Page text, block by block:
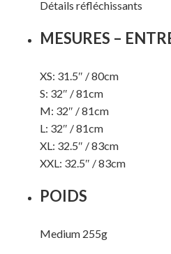
Détails réfléchissants
MESURES –
XS: 31.5″ / 80cm
S: 32″ / 81cm
M: 32″ / 81cm
L: 32″ / 81cm
XL: 32.5″ / 83cm
XXL: 32.5″ / 83cm
POIDS
Medium 255g